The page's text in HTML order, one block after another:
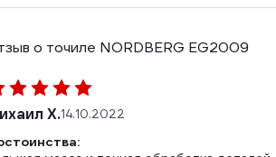
о точиле NORDBERG EG2009
Х.14.10.2022